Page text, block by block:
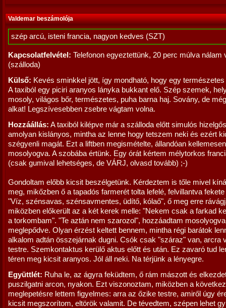
Valdemar beszámolója
szép arcú, isteni francia, nagyon kedves (SZT)
Kapcsolatfelvétel: Telefonon egyeztettünk, 20 perc múlva nálam
(szálloda)
Külső: Kevés sminkkel jött, így mondható, hogy egy
A taxiból egy piciri aranyos lányka bukkant elő. Szép szemek,
mosoly, világos bőr, természetes, puha barna haj. Sovány, de
alkat! Legszívesebben zsebre vágtam volna.
Hozzáállás: A taxiból kilépve már a szálloda előtt simulós
amolyan kislányos, mintha az lenne hogy tetszem neki és ezért
szégyenli magát. Ezt a liftben megismételte, állandóan kellemesen
mosolyogva. A szobába értünk. Egy órát kértem mélytorkos
(csak gumival lehetséges, de VÁRJ, olvasd tovább) ;-)
Gondoltam előbb kicsit beszélgetünk. Kérdeztem is tőle mivel
meg, mikőzben ő a tapadós farmerét tolta lefelé, felvillantva fekete
"Víz, szénsavas, szénsavmentes, üdítő, kólaő", ő meg erre
miközben előkerült az a két kerek melle: "Nekem csak a farkad
a torkombam". "Te aztán nem szarozol", hozzáadtam
meglepődve. Olyan érzést keltett bennem, mintha régi barátok
alkalom adtán összejárnak dugni. Csók csak "száraz" van, arcra
testre. Szemkontaktus kerülő aktus előtt és után. Ez zavaró tud
téren meg kicsit aranyos. Jól áll neki. Na térjünk a lényegre.
Együttlét: Ruha le, az ágyra feküdtem, ő rám mászott és
puszilgatni arcon, nyakon. Ezt viszonoztam, miközben a
meglepetésre lettem figyelmes: arra az őzike testre, amiről úgy
kicsit megszorítom, eltörök valamit. De tévedtem, szépen lehet